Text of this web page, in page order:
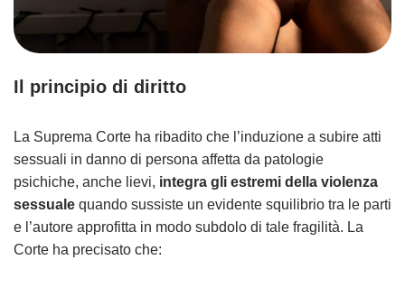
Il principio di diritto
La Suprema Corte ha ribadito che l’induzione a subire atti
sessuali in danno di persona affetta da patologie
psichiche, anche lievi, integra gli estremi della violenza
sessuale quando sussiste un evidente squilibrio tra le parti
e l’autore approfitta in modo subdolo di tale fragilità. La
Corte ha precisato che: